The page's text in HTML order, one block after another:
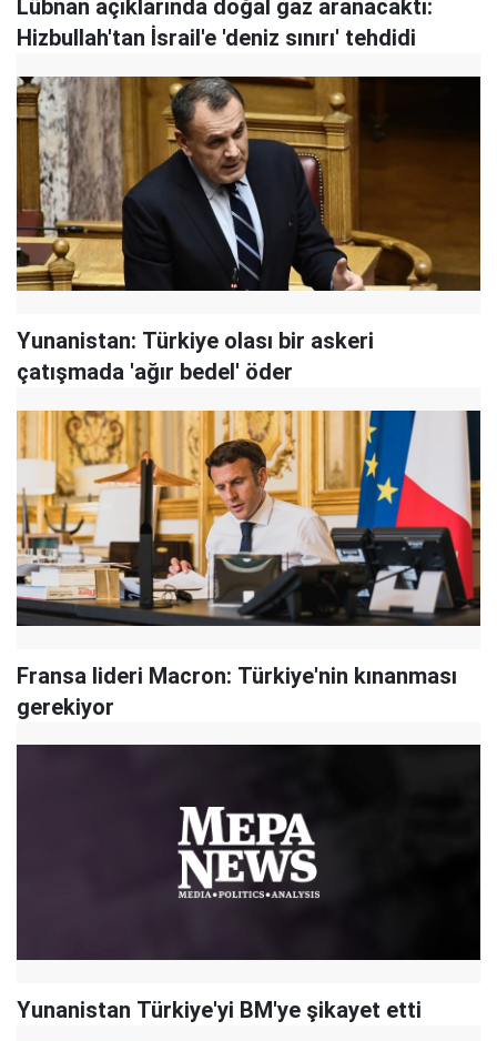
Lübnan açıklarında doğal gaz aranacaktı:
Hizbullah'tan İsrail'e 'deniz sınırı' tehdidi
Yunanistan: Türkiye olası bir askeri
çatışmada 'ağır bedel' öder
Fransa lideri Macron: Türkiye'nin kınanması
gerekiyor
Yunanistan Türkiye'yi BM'ye şikayet etti